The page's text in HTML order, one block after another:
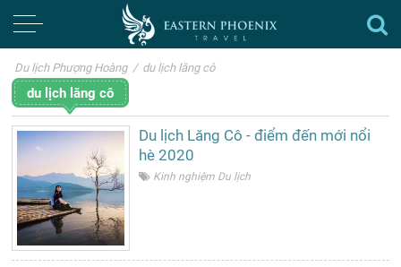
Du lịch Phượng Hoàng / du lịch lăng cô
du lịch lăng cô
Du lịch Lăng Cô - điểm đến mới nổi
hè 2020
Kinh nghiệm Du lịch